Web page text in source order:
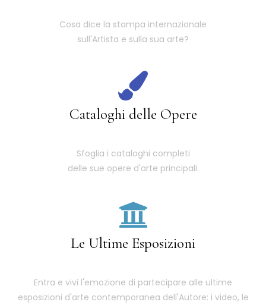
Cosa dice la stampa internazionale
sull'Artista e sulla sua arte?
Cataloghi delle Opere
Sfoglia i cataloghi completi
delle sue opere d'arte principali.
Le Ultime Esposizioni
Entra e vivi l'emozione di partecipare alle ultime
esposizioni d'arte contemporanea dell'Autore: i video, le